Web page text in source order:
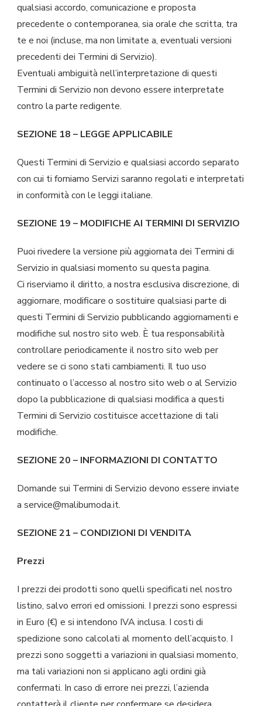
qualsiasi accordo, comunicazione e proposta
precedente o contemporanea, sia orale che scritta, tra
te e noi (incluse, ma non limitate a, eventuali versioni
precedenti dei Termini di Servizio).
Eventuali ambiguità nell’interpretazione di questi
Termini di Servizio non devono essere interpretate
contro la parte redigente.
SEZIONE 18 – LEGGE APPLICABILE
Questi Termini di Servizio e qualsiasi accordo separato
con cui ti forniamo Servizi saranno regolati e interpretati
in conformità con le leggi italiane.
SEZIONE 19 – MODIFICHE AI TERMINI DI SERVIZIO
Puoi rivedere la versione più aggiornata dei Termini di
Servizio in qualsiasi momento su questa pagina.
Ci riserviamo il diritto, a nostra esclusiva discrezione, di
aggiornare, modificare o sostituire qualsiasi parte di
questi Termini di Servizio pubblicando aggiornamenti e
modifiche sul nostro sito web. È tua responsabilità
controllare periodicamente il nostro sito web per
vedere se ci sono stati cambiamenti. Il tuo uso
continuato o l’accesso al nostro sito web o al Servizio
dopo la pubblicazione di qualsiasi modifica a questi
Termini di Servizio costituisce accettazione di tali
modifiche.
SEZIONE 20 – INFORMAZIONI DI CONTATTO
Domande sui Termini di Servizio devono essere inviate
a service@malibumoda.it.
SEZIONE 21 – CONDIZIONI DI VENDITA
Prezzi
I prezzi dei prodotti sono quelli specificati nel nostro
listino, salvo errori ed omissioni. I prezzi sono espressi
in Euro (€) e si intendono IVA inclusa. I costi di
spedizione sono calcolati al momento dell’acquisto. I
prezzi sono soggetti a variazioni in qualsiasi momento,
ma tali variazioni non si applicano agli ordini già
confermati. In caso di errore nei prezzi, l’azienda